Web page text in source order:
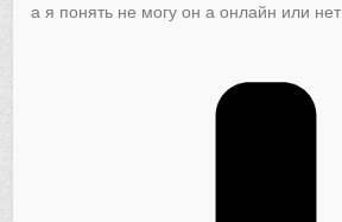
а я понять не могу он а онлайн или нет